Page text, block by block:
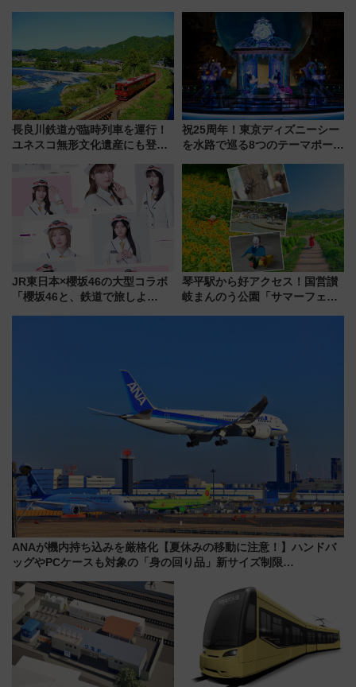
三浦海岸を堪能できるお出かけ
プランもご紹介
長良川鉄道が臨時列車を運行！
ユネスコ無形文化遺産にも登録
に 乗車には予約が必要
祝25周年！東京ディズニーシー
を水路で巡る8つのテーマポート
JR東日本×櫻坂46の大型コラボ
「櫻坂46と、鉄道で旅しよ
琴平駅から好アクセス！国営讃
岐まんのう公園「サマーフェス
ANAが機内持ち込みを厳格化【夏休みの移動に注意！】ハンドバ
ッグやPCケースも対象の「身の回り品」新サイズ制限